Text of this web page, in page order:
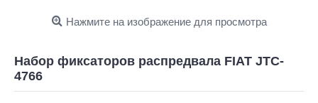
Нажмите на изображение для просмотра
Набор фиксаторов распредвала FIAT JTC-
4766